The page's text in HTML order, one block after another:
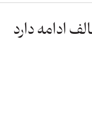
ادامه دارد